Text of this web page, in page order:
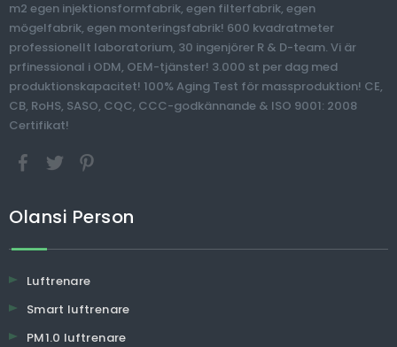
m2 egen injektionsformfabrik, egen filterfabrik, egen
mögelfabrik, egen monteringsfabrik! 600 kvadratmeter
professionellt laboratorium, 30 ingenjörer R & D-team. Vi är
prfinessional i ODM, OEM-tjänster! 3.000 st per dag med
produktionskapacitet! 100% Aging Test för massproduktion! CE,
CB, RoHS, SASO, CQC, CCC-godkännande & ISO 9001: 2008
Certifikat!
Olansi Person
Luftrenare
Smart luftrenare
PM1.0 luftrenare